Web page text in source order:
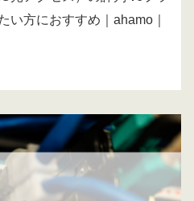
い方におすすめ｜ahamo｜